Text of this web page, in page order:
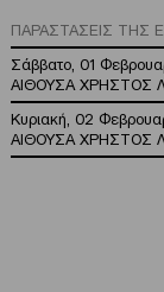
ΠΑΡΑΣΤΑΣΕΙΣ ΤΗΣ
Σάββατο, 01
ΑΙΘΟΥΣΑ ΧΡΗΣΤΟΣ
Κυριακή, 02
ΑΙΘΟΥΣΑ ΧΡΗΣΤΟΣ